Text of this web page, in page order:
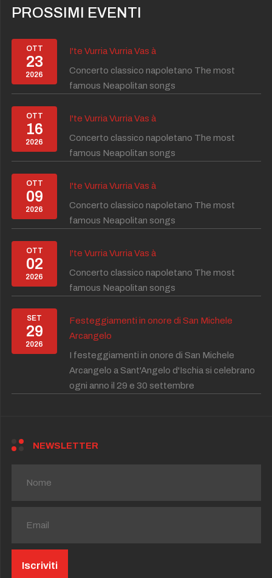
PROSSIMI EVENTI
OTT
23
2026
I'te Vurria Vurria Vas à
Concerto classico napoletano The most
famous Neapolitan songs
OTT
16
2026
I'te Vurria Vurria Vas à
Concerto classico napoletano The most
famous Neapolitan songs
OTT
09
2026
I'te Vurria Vurria Vas à
Concerto classico napoletano The most
famous Neapolitan songs
OTT
02
2026
I'te Vurria Vurria Vas à
Concerto classico napoletano The most
famous Neapolitan songs
SET
29
2026
Festeggiamenti in onore di San Michele
Arcangelo
I festeggiamenti in onore di San Michele
Arcangelo a Sant'Angelo d'Ischia si celebrano
ogni anno il 29 e 30 settembre
NEWSLETTER